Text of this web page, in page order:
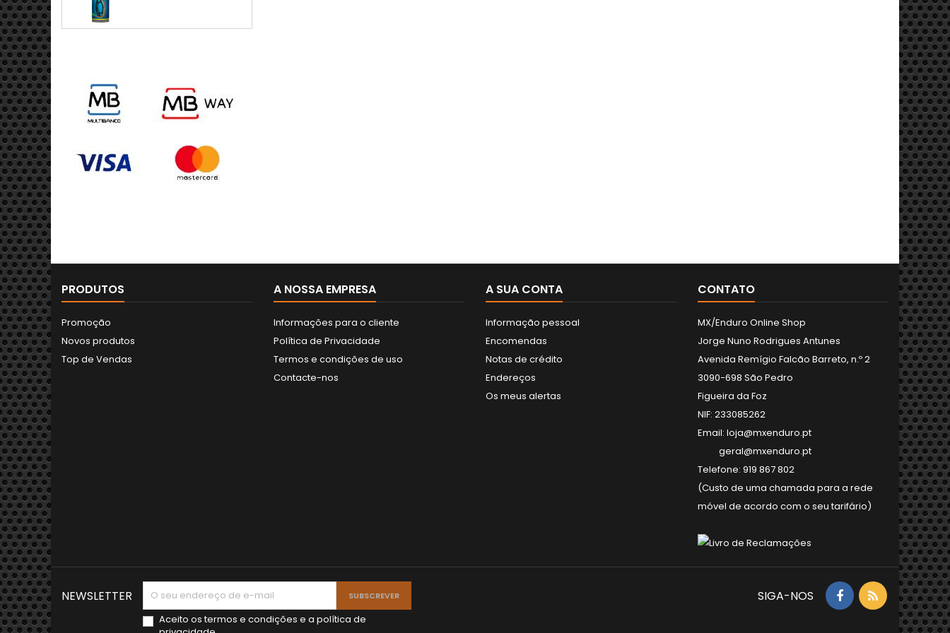
PRODUTOS
Promoção
Novos produtos
Top de Vendas
A NOSSA EMPRESA
Informações para o cliente
Política de Privacidade
Termos e condições de uso
Contacte-nos
A SUA CONTA
Informação pessoal
Encomendas
Notas de crédito
Endereços
Os meus alertas
CONTATO
MX/Enduro Online Shop
Jorge Nuno Rodrigues Antunes
Avenida Remígio Falcão Barreto, n.º 2
3090-698 São Pedro
Figueira da Foz
NIF: 233085262
Email: loja@mxenduro.pt
geral@mxenduro.pt
Telefone: 919 867 802
(Custo de uma chamada para a rede
móvel de acordo com o seu tarifário)
NEWSLETTER
Aceito ostermos e condições e a política de
SIGA-NOS